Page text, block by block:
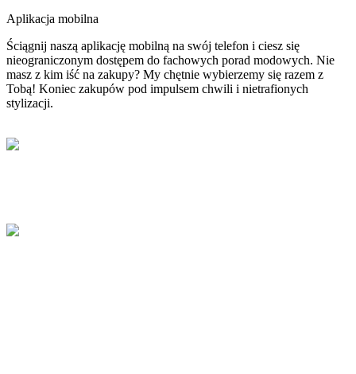
Aplikacja mobilna
Ściągnij naszą aplikację mobilną na swój telefon i ciesz się
nieograniczonym dostępem do fachowych porad modowych. Nie
masz z kim iść na zakupy? My chętnie wybierzemy się razem z
Tobą! Koniec zakupów pod impulsem chwili i nietrafionych
stylizacji.